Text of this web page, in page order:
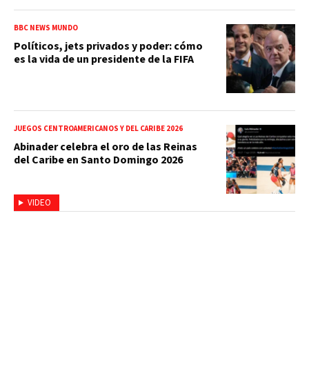
BBC NEWS MUNDO
Políticos, jets privados y poder: cómo
es la vida de un presidente de la FIFA
VIDEO
JUEGOS CENTROAMERICANOS Y DEL CARIBE 2026
Abinader celebra el oro de las Reinas
del Caribe en Santo Domingo 2026